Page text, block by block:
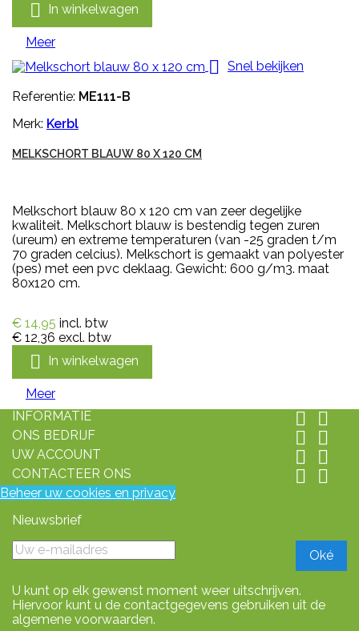
 In winkelwagen
Meer
 Snel bekijken
Referentie: ME111-B
Merk: Kerbl
MELKSCHORT BLAUW 80 X 120 CM
Melkschort blauw 80 x 120 cm van zeer degelijke
kwaliteit. Melkschort blauw is bestendig tegen zuren
(ureum) en extreme temperaturen (van -25 graden t/m
70 graden celcius). Melkschort is gemaakt van polyester
(pes) met een pvc deklaag. Gewicht: 600 g/m3. maat
80x120 cm.
€ 14,95 incl. btw
€ 12,36 excl. btw
 In winkelwagen
Meer
INFORMATIE
 
ONS BEDRIJF  
UW ACCOUNT  
CONTACTEER ONS  
Beheer uw cookies en privacy
Nieuwsbrief
U kunt op elk gewenst moment weer uitschrijven.
Hiervoor kunt u de contactgegevens gebruiken uit de
algemene voorwaarden.